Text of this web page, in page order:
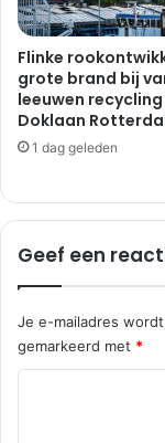
Flinke
grote brand bij
leeuwen recycling
Doklaan
1 dag geleden
Geef een
Je e-mailadres
gemarkeerd met *